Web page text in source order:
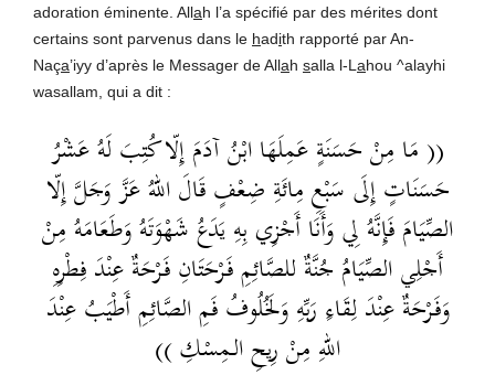
adoration éminente. Allah l’a spécifié par des mérites dont
certains sont parvenus dans le hadith rapporté par An-
Naça’iyy d’après le Messager de Allah salla l-L ahou ^alayhi
wasallam, qui a dit :
(( مَا مِنْ حَسَنَةٍ عَمِلَهَا ابْنُ آدَمَ إِلّا كُتِبَ لَهُ عَشْرُ
حَسَنَاتٍ إِلَى سَبْعِ مِائَةِ ضِعْفٍ قَالَ اللهُ عَزَّ وَجَلَّ إِلّا
الصِّيَامَ فَإِنَّهُ لِي وَأَنَا أَجْزِي بِهِ يَدَعُ شَهْوَتَهُ وَطَعَامَهُ مِنْ
أَجْلِي الصِّيَامُ جُنَّةٌ للصَّائِمِ فَرْحَتَانِ فَرْحَةٌ عِنْدَ فِطْرِهِ
وَفَرْحَةٌ عِنْدَ لِقَاءِ رَبِّهِ وَلَخُلُوفُ فَمِ الصَّائِمِ أَطْيَبُ عِنْدَ
اللهِ مِنْ رِيحِ الـمِسْكِ ))